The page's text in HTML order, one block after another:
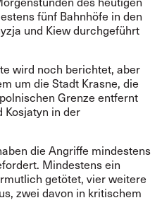
fünf Bahnhöfe in den
und Kiew durchgeführt
wird noch berichtet, aber
um die Stadt Krasne, die
Grenze entfernt
Kosjatyn in der
die Angriffe mindestens
Mindestens ein
getötet, vier weitere
zwei davon in kritischem